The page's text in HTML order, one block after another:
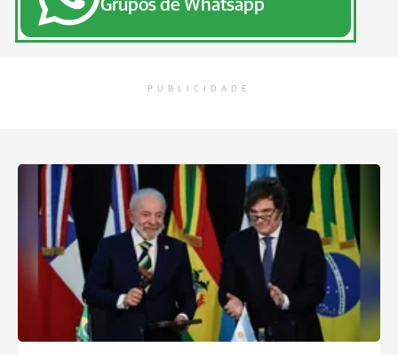
Grupos de Whatsapp
PUBLICIDADE